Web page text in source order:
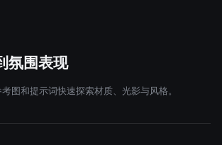
氛围表现
图和提示词快速探索材质、光影与风格。